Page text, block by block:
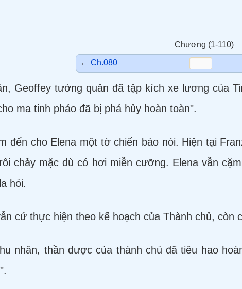
Chương (1-110)
← Ch.080
Geoffey tướng quân đã tập kích xe lương của
ma tinh pháo đã bị phá hủy hoàn toàn".
đến cho Elena một tờ chiến báo nói. Hiện tại
chảy mặc dù có hơi miễn cưỡng. Elena vẫn
hỏi.
cứ thực hiện theo kế hoạch của Thành chủ, còn
nhân, thần dược của thành chủ đã tiêu hao